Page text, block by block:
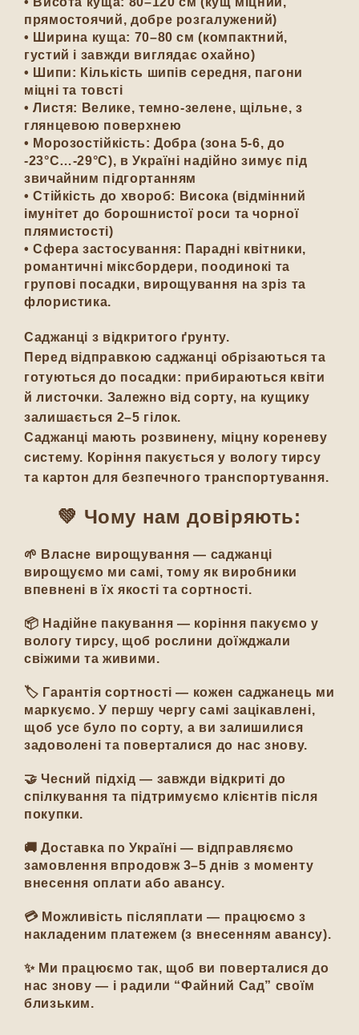
прямостоячий, добре розгалужений)
• Ширина куща: 70–80 см (компактний,
густий і завжди виглядає охайно)
• Шипи: Кількість шипів середня, пагони
міцні та товсті
•Листя: Велике, темно-зелене, щільне, з
глянцевою поверхнею
• Морозостійкість: Добра (зона 5-6, до
-23°C…-29°C), в Україні надійно зимує під
звичайним підгортанням
•Стійкість до хвороб: Висока (відмінний
імунітет до борошнистої роси та чорної
плямистості)
•Сфера застосування: Парадні квітники,
романтичні міксбордери, поодинокі та
групові посадки, вирощування на зріз та
флористика.
Саджанці з відкритого ґрунту.
Перед відправкою саджанці обрізаються та
готуються до посадки: прибираються квіти
й листочки. Залежно від сорту, на кущику
залишається 2–5 гілок.
Саджанці мають розвинену, міцну кореневу
систему. Коріння пакується у вологу тирсу
та картон для безпечного транспортування.
💚 Чому нам довіряють:
🌱 Власне вирощування — саджанці
вирощуємо ми самі, тому як виробники
впевнені в їх якості та сортності.
📦 Надійне пакування — коріння пакуємо у
вологу тирсу, щоб рослини доїжджали
свіжими та живими.
🏷️ Гарантія сортності — кожен саджанець ми
маркуємо. У першу чергу самі зацікавлені,
щоб усе було по сорту, а ви залишилися
задоволені та поверталися до нас знову.
🤝Чесний підхід — завжди відкриті до
спілкування та підтримуємо клієнтів після
покупки.
🚚Доставка по Україні — відправляємо
замовлення впродовж 3–5 днів з моменту
внесення оплати або авансу.
💳 Можливість післяплати — працюємо з
накладеним платежем (з внесенням авансу).
✨ Ми працюємо так, щоб ви поверталися до
нас знову — і радили “Файний Сад” своїм
близьким.